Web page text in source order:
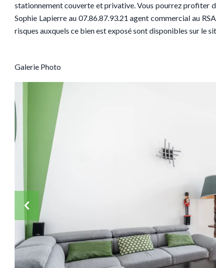
stationnement couverte et privative. Vous pourrez profiter
Sophie Lapierre au 07.86.87.93.21 agent commercial au
risques auxquels ce bien est exposé sont disponibles sur le
Galerie Photo